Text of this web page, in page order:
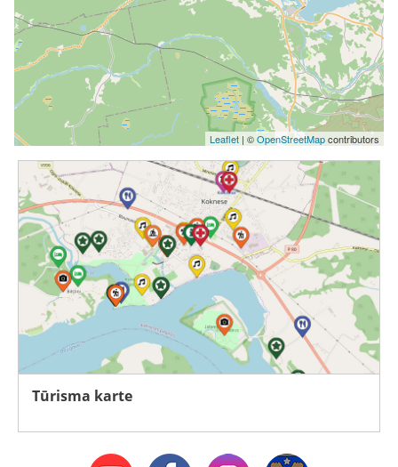
Leaflet| ©OpenStreetMapcontributors
Tūrisma karte